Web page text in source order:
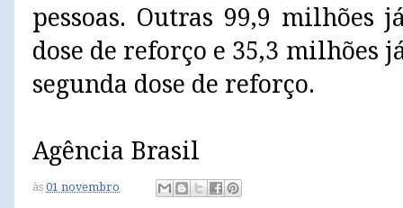
pessoas. Outras 99,9 milhões
dose de reforço e 35,3 milhões
segunda dose de reforço.
Agência Brasil
às 01 novembro